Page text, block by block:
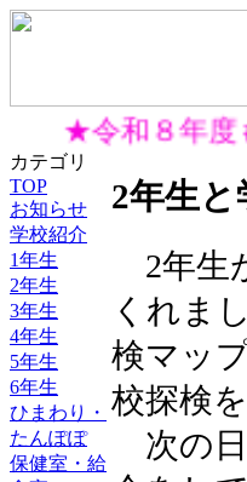
★令和８年度
カテゴリ
TOP
お知らせ
学校紹介
1年生
2年生
3年生
4年生
5年生
6年生
ひまわり・
たんぽぽ
保健室・給
2年生と
2年生
くれま
検マッ
校探検
次の日